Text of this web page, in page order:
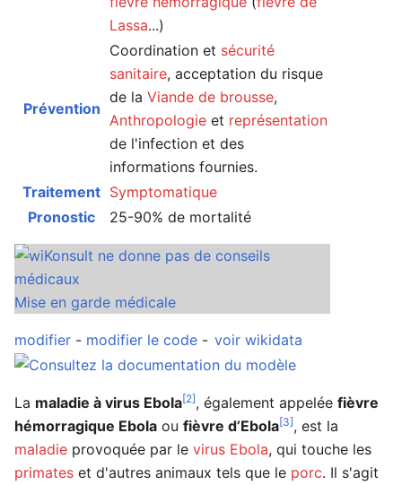
Lassa...)
Prévention
Coordination et sécurité
sanitaire, acceptation du risque
de la Viande de brousse,
Anthropologie et représentation
de l'infection et des
informations fournies.
Traitement Symptomatique
Pronostic
25-90% de mortalité
Mise en garde médicale
modifier - modifier le code - voir wikidata
La maladie à virus Ebola[2], également appelée fièvre
hémorragique Ebola ou fièvre d’Ebola[3], est la
maladie provoquée par le virus Ebola, qui touche les
primates et d'autres animaux tels que le porc. Il s'agit